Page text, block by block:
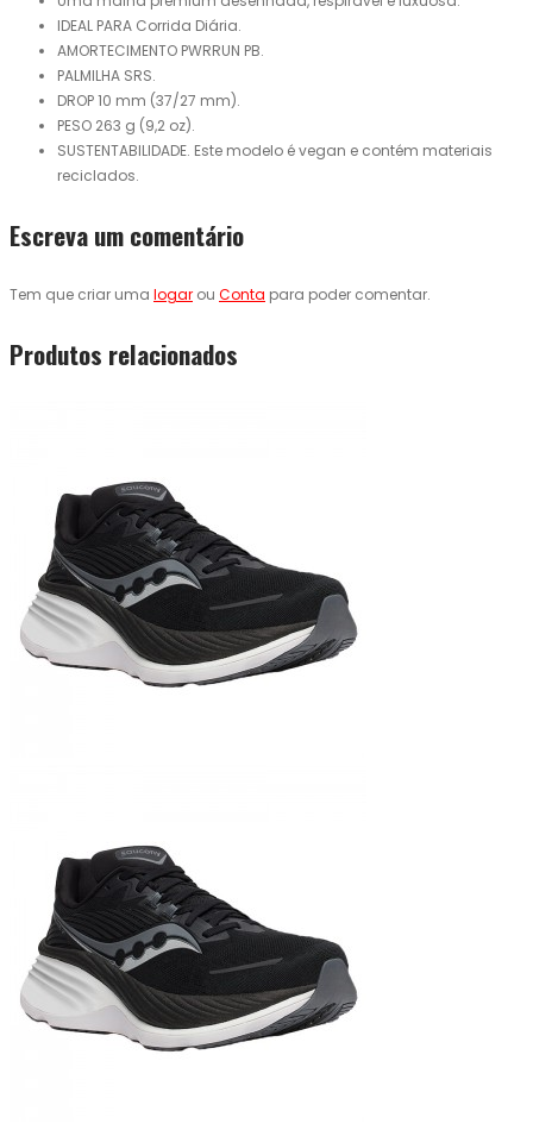
IDEAL PARA Corrida Diária.
AMORTECIMENTO PWRRUN PB.
PALMILHA SRS.
DROP 10 mm (37/27 mm).
PESO 263 g (9,2 oz).
SUSTENTABILIDADE. Este modelo é vegan e contém materiais
reciclados.
Escreva um comentário
Tem que criar uma logar ou Conta para poder comentar.
Produtos relacionados